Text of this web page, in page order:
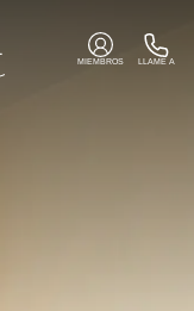
MIEMBROS LLAME A